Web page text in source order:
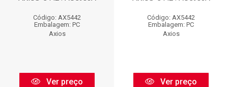
Código: AX5442
Embalagem: PC
Axios
Ver preço
Código: AX5442
Embalagem: PC
Axios
Ver preço